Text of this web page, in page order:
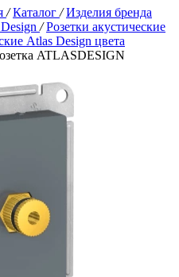
/ Каталог / Изделия бренда
/ Розетки акустические
Atlas Design цвета
ATLASDESIGN